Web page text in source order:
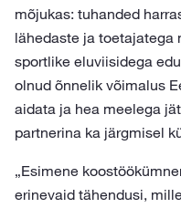
mõjukas: tuhanded
lähedaste ja toetajatega
sportlike eluviisidega
olnud õnnelik võimalus
aidata ja hea meelega
partnerina ka järgmisel
„Esimene
erinevaid tähendusi,